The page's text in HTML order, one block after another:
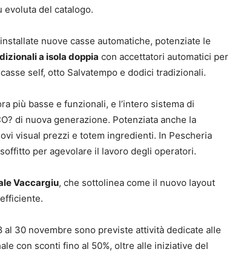
del catalogo.
nuove casse automatiche, potenziate le
a isola doppia con accettatori automatici per
self, otto Salvatempo e dodici tradizionali.
più basse e funzionali, e l’intero sistema di
di nuova generazione. Potenziata anche la
visual prezzi e totem ingredienti. In Pescheria
per agevolare il lavoro degli operatori.
Vaccargiu, che sottolinea come il nuovo layout
30 novembre sono previste attività dedicate alle
con sconti fino al 50%, oltre alle iniziative del